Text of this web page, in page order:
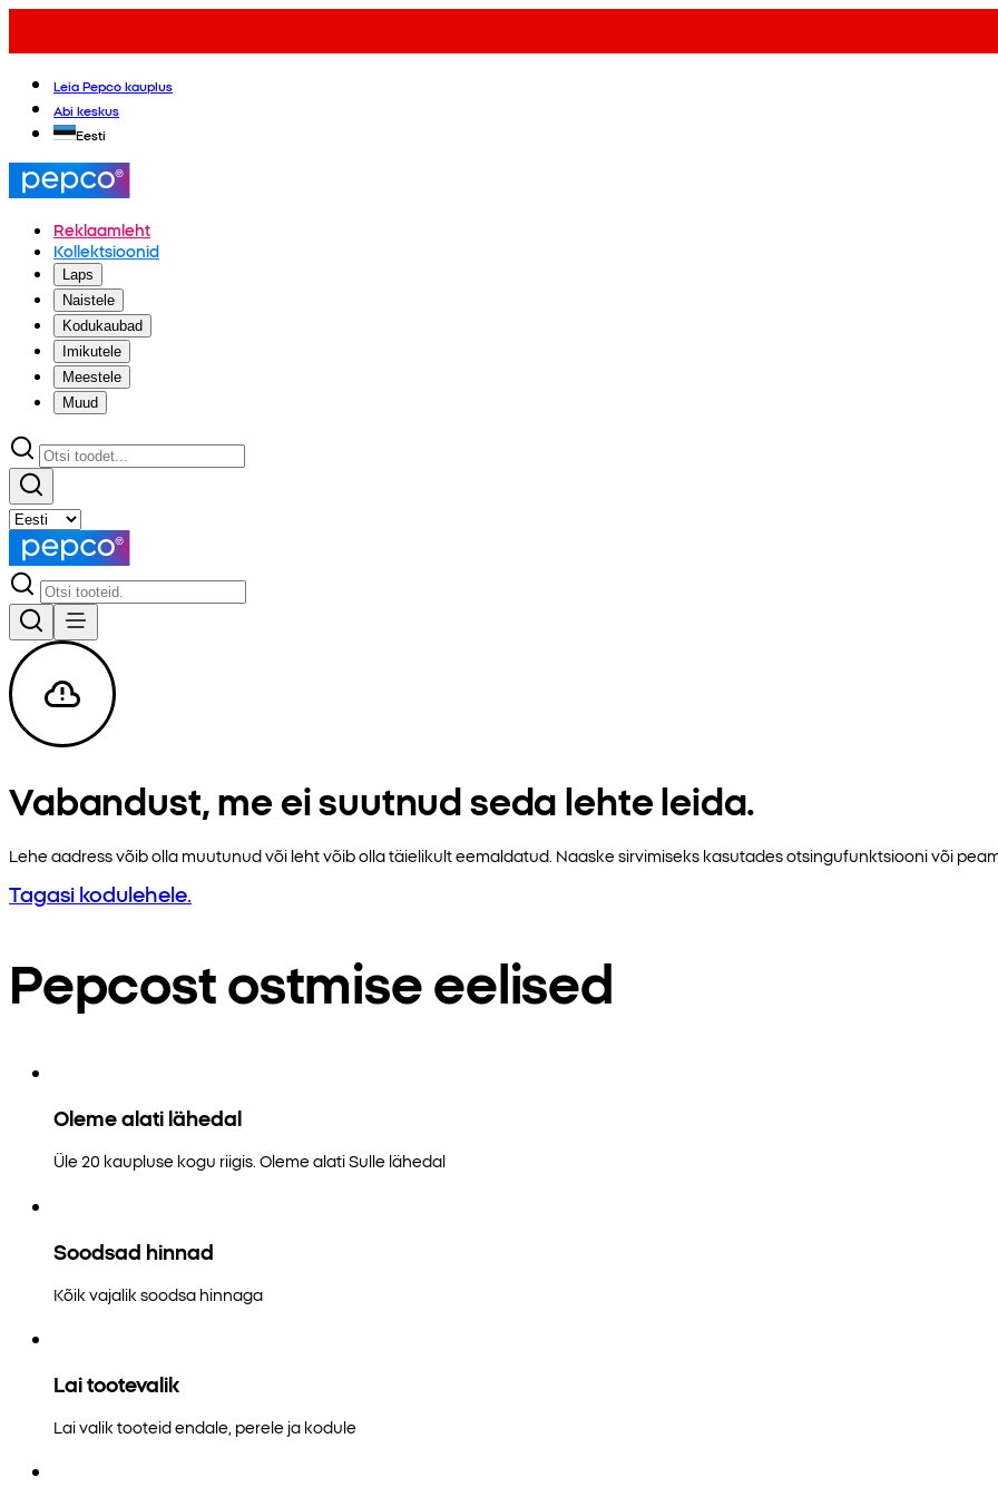
Leia Pepco kauplus
Abi keskus
Eesti
Reklaamleht
Kollektsioonid
Laps
Naistele
Kodukaubad
Imikutele
Meestele
Muud
Vabandust, me ei suutnud seda lehte leida.
Lehe aadress võib olla muutunud või leht võib olla täielikult eemaldatud. Naaske sirvimiseks kasutades otsingufunktsiooni või
Tagasi kodulehele.
Pepcost ostmise eelised
Oleme alati lähedal
Üle 20 kaupluse kogu riigis. Oleme alati Sulle lähedal
Soodsad hinnad
Kõik vajalik soodsa hinnaga
Lai tootevalik
Lai valik tooteid endale, perele ja kodule